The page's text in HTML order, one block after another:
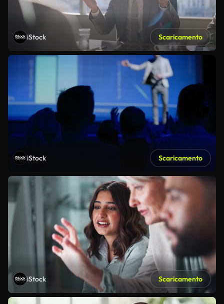
iStock Scaricamento
iStock Scaricamento
iStock Scaricamento